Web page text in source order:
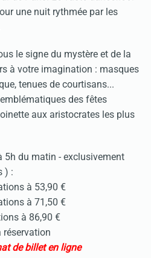
une nuit rythmée par les
le signe du mystère et de la
à votre imagination : masques
tenues de courtisans...
des fêtes
aux aristocrates les plus
5h du matin - exclusivement
) :
à 53,90 €
à 71,50 €
à 86,90 €
réservation
de billet en ligne